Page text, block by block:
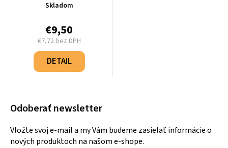
Skladom
€9,50
€7,72 bez DPH
Jednotková
cena:
DETAIL
Odoberať newsletter
Vložte svoj e-mail a my Vám budeme zasielať informácie o
nových produktoch na našom e-shope.